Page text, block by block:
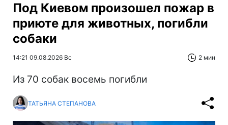
Под Киевом произошел пожар в
приюте для животных, погибли
собаки
14:21 09.08.2026 Вс 2 мин
Из 70 собак восемь погибли
ТАТЬЯНА СТЕПАНОВА